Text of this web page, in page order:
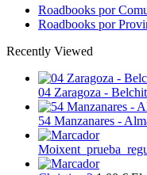
Roadbooks por
Roadbooks por
Recently Viewed
04 Zaragoza -
54 Manzanares -